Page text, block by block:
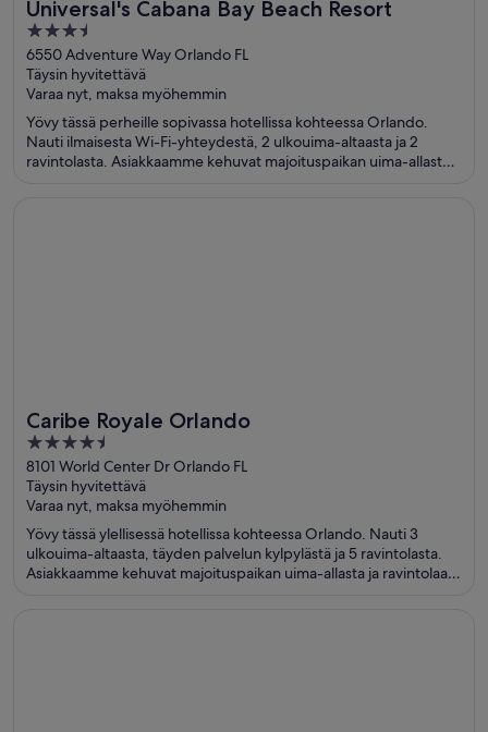
Universal's Cabana Bay Beach Resort
3.5
out
of
5
6550 Adventure Way Orlando FL
Täysin hyvitettävä
Varaa nyt, maksa myöhemmin
Yövy tässä perheille sopivassa hotellissa kohteessa Orlando.
Nauti ilmaisesta Wi-Fi-yhteydestä, 2 ulkouima-altaasta ja 2
ravintolasta. Asiakkaamme kehuvat majoituspaikan uima-allasta
Caribe Royale Orlando
4.5
out
of
5
8101 World Center Dr Orlando FL
Täysin hyvitettävä
Varaa nyt, maksa myöhemmin
Yövy tässä ylellisessä hotellissa kohteessa Orlando. Nauti 3
ulkouima-altaasta, täyden palvelun kylpylästä ja 5 ravintolasta.
Asiakkaamme kehuvat majoituspaikan uima-allasta ja ravintolaa